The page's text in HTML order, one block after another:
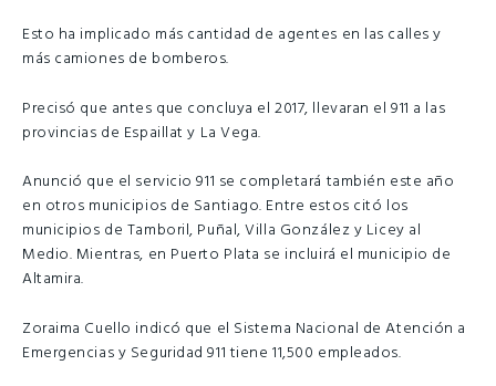
Esto ha implicado más cantidad de agentes en las calles y
más camiones de bomberos.
Precisó que antes que concluya el 2017, llevaran el 911 a las
provincias de Espaillat y La Vega.
Anunció que el servicio 911 se completará también este año
en otros municipios de Santiago. Entre estos citó los
municipios de Tamboril, Puñal, Villa González y Licey al
Medio. Mientras, en Puerto Plata se incluirá el municipio de
Altamira.
Zoraima Cuello indicó que el Sistema Nacional de Atención a
Emergencias y Seguridad 911 tiene 11,500 empleados.